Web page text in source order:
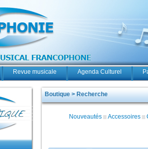
Revue musicale Agenda Culturel
Boutique > Recherche
Nouveautés Accessoires